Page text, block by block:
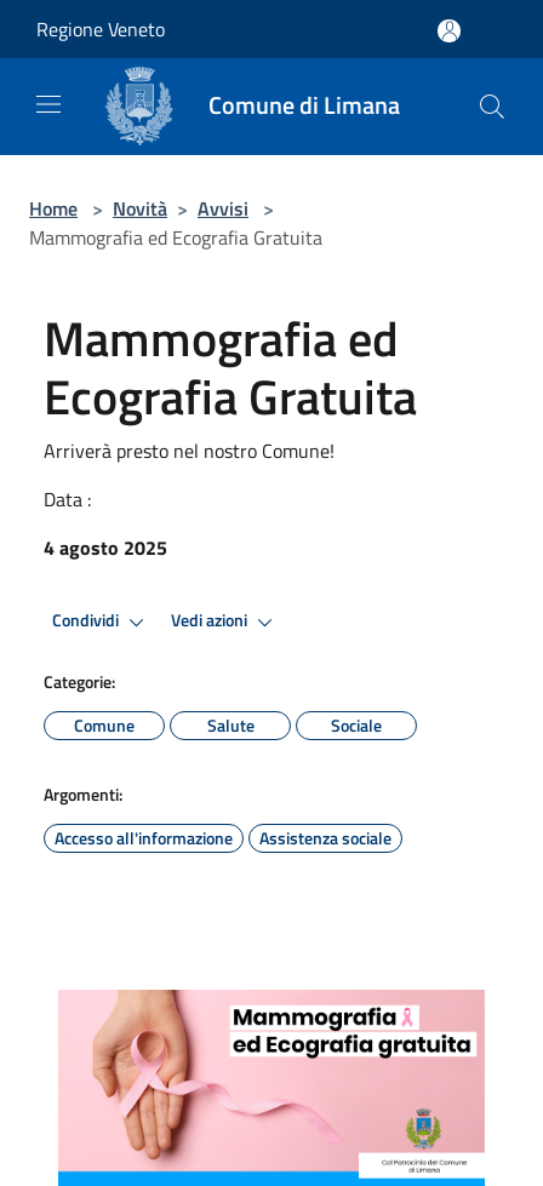
Regione Veneto
Comune di Limana
Home > Novità > Avvisi >
Mammografia ed Ecografia Gratuita
Mammografia ed
Ecografia Gratuita
Arriverà presto nel nostro Comune!
Data :
4 agosto 2025
Condividi Vedi azioni
Categorie:
Comune
Salute Sociale
Argomenti:
Accesso all'informazione
Assistenza sociale